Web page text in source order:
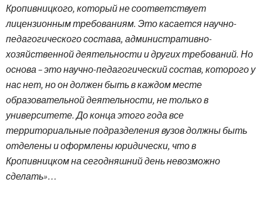
Кропивницкого, который не соответствует
лицензионным требованиям. Это касается научно-
педагогического состава, административно-
хозяйственной деятельности и других требований. Но
основа – это научно-педагогический состав, которого у
нас нет, но он должен быть в каждом месте
образовательной деятельности, не только в
университете. До конца этого года все
территориальные подразделения вузов должны быть
отделены и оформлены юридически, что в
Кропивницком на сегодняшний день невозможно
сделать»…